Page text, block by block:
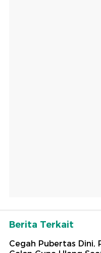
Berita Terkait
Cegah Pubertas Dini,